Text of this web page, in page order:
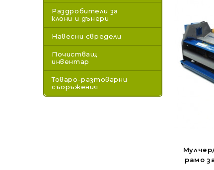
Раздробители за
клони и дънери
Навесни свредели
Почистващ
инвентар
Товаро-разтоварни
съоръжения
рамо